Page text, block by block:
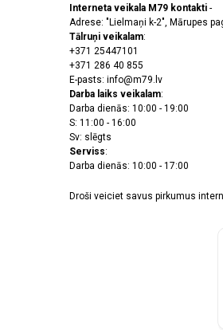
Interneta veikala M79 kontakti -
Adrese: "Lielmaņi k-2", Mārupes
Tālruņi veikalam:
+371 25447101
+371 286 40 855
E-pasts: info@m79.lv
Darba laiks veikalam:
Darba dienās: 10:00 - 19:00
S: 11:00 - 16:00
Sv: slēgts
Serviss:
Darba dienās: 10:00 - 17:00
Droši veiciet savus pirkumus